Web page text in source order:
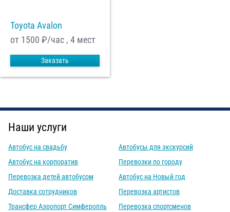
Toyota Avalon
от 1500 ₽/час , 4 мест
Заказать
Наши услуги
Автобус на свадьбу
Автобус на корпоратив
Перевозка детей автобусом
Доставка сотрудников
Трансфер Аэропорт Симферопль
Автобусы для экскурсий
Перевозки по городу
Автобус на Новый год
Перевозка артистов
Перевозка спортсменов